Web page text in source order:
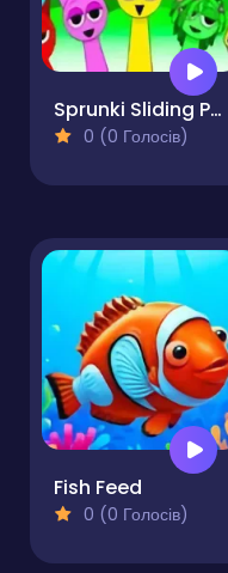
Sprunki Sliding Puzzle
0 (0 Голосів)
Fish Feed
0 (0 Голосів)